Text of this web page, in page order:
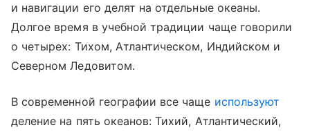
и навигации его делят на отдельные океаны.
Долгое время в учебной традиции чаще говорили
о четырех: Тихом, Атлантическом, Индийском и
Северном Ледовитом.
В современной географии все чаще используют
деление на пять океанов: Тихий, Атлантический,